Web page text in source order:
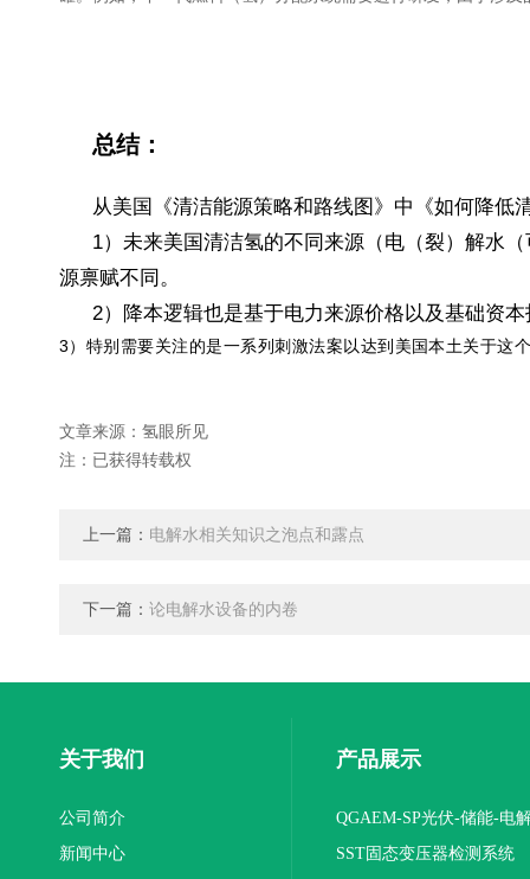
总结：
从美国《清洁能源策略和路线图》中《如何降低
1）未来美国清洁氢的不同来源（电（裂）解水
源禀赋不同。
2）降本逻辑也是基于电力来源价格以及基础资
3）特别需要关注的是一系列刺激法案以达到美国本土关于这
文章来源：氢眼所见
注：已获得转载权
上一篇： 电解水相关知识之泡点和露点
下一篇： 论电解水设备的内卷
关于我们
公司简介
新闻中心
产品展示
QGAEM-SP光伏-储能-电
体化测试平台
SST固态变压器检测系统